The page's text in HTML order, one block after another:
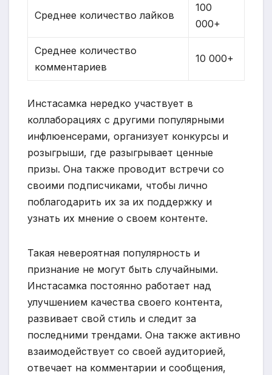
Среднее количество лайков
100
000+
Среднее количество
комментариев
10 000+
Инстасамка нередко участвует в
коллаборациях с другими популярными
инфлюенсерами, организует конкурсы и
розыгрыши, где разыгрывает ценные
призы. Она также проводит встречи со
своими подписчиками, чтобы лично
поблагодарить их за их поддержку и
узнать их мнение о своем контенте.
Такая невероятная популярность и
признание не могут быть случайными.
Инстасамка постоянно работает над
улучшением качества своего контента,
развивает свой стиль и следит за
последними трендами. Она также активно
взаимодействует со своей аудиторией,
отвечает на комментарии и сообщения,